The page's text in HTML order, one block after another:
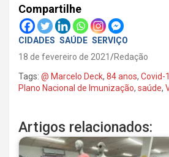
Compartilhe
CIDADES SAÚDE SERVIÇO
18 de fevereiro de 2021
Redação
Tags: @ Marcelo Deck, 84 anos, Covid-
Plano Nacional de Imunização, saúde,
Artigos relacionados: